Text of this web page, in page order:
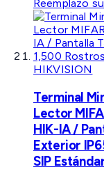
Reemplazo
HIKVISION
Terminal
Lector
HIK-IA /
Exterior
SIP